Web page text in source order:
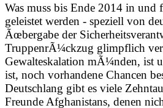
Was muss bis Ende 2014 in
geleistet werden - speziell von
Ãœbergabe der
TruppenrÃ¼ckzug glimpflich
Gewalteskalation mÃ¼nden, ist
ist, noch vorhandene Chancen
Deutschlang gibt es viele
Freunde Afghanistans, denen